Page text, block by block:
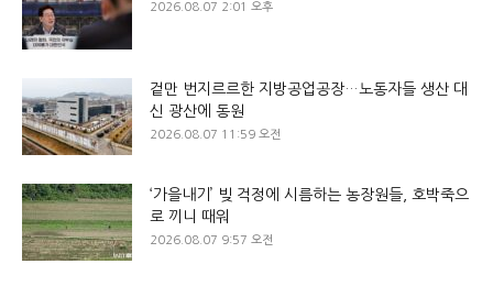
2026.08.07 2:01 오후
겉만 번지르르한 지방공업공장…노동자들 생산 대
신 광산에 동원
2026.08.07 11:59 오전
‘가을내기’ 빚 걱정에 시름하는 농장원들, 호박죽으
로 끼니 때워
2026.08.07 9:57 오전